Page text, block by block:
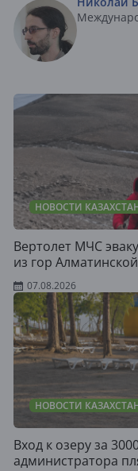
НОВОСТИ
Вертолет МЧС
из гор
07.08.2026
НОВОСТИ
Вход к озеру за
администратора